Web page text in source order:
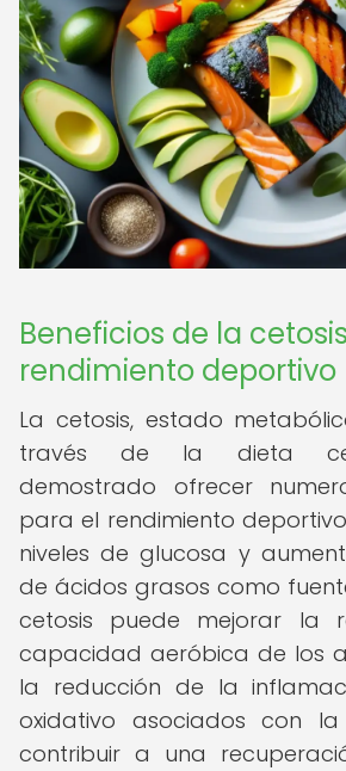
Beneficios de la
rendimiento deportivo
La cetosis, estado
través de la dieta
demostrado ofrecer
para el rendimiento
niveles de glucosa y
de ácidos grasos como
cetosis puede mejorar la
capacidad aeróbica de los
la reducción de la
oxidativo asociados con
contribuir a una